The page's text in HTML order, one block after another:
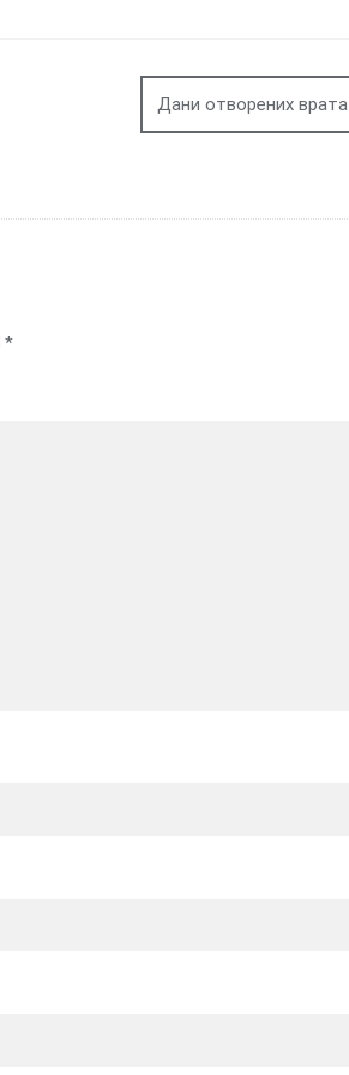
Дани отворених врата
*